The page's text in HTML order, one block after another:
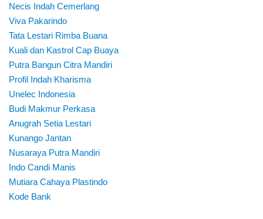
Necis Indah Cemerlang
Viva Pakarindo
Tata Lestari Rimba Buana
Kuali dan Kastrol Cap Buaya
Putra Bangun Citra Mandiri
Profil Indah Kharisma
Unelec Indonesia
Budi Makmur Perkasa
Anugrah Setia Lestari
Kunango Jantan
Nusaraya Putra Mandiri
Indo Candi Manis
Mutiara Cahaya Plastindo
Kode Bank